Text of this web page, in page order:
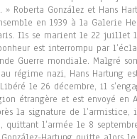
» Roberta González et Hans
en 1939 à la Galerie
Ils se marient le 22 juillet
est interrompu par
Guerre mondiale. Malgré son
régime nazi, Hans Hartung
le 26 décembre, il
étrangère et est envoyé en
la signature de l’armistice,
quittant l’armée le 8